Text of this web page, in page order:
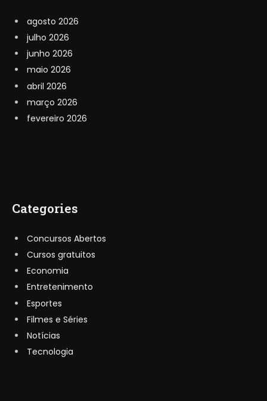
agosto 2026
julho 2026
junho 2026
maio 2026
abril 2026
março 2026
fevereiro 2026
Categories
Concursos Abertos
Cursos gratuitos
Economia
Entretenimento
Esportes
Filmes e Séries
Notícias
Tecnologia